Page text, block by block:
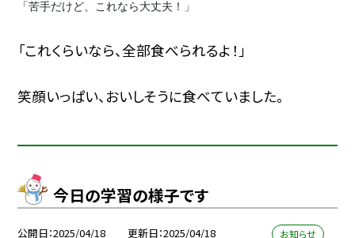
「苦手だけど、これなら大丈夫！」
「これくらいなら、全部食べられるよ！」
笑顔いっぱい、おいしそうに食べていました。
今日の学習の様子です
公開日 2025/04/18 更新日 2025/04/18 お知らせ